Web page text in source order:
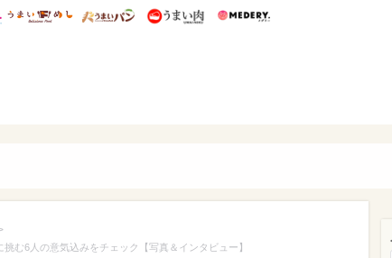
研 ディズニー特集
mimot. うまいめし うまいパン うまい肉
む6人の意気込みをチェック【写真＆インタビュー】